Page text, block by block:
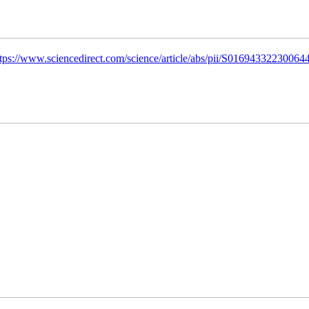
www.sciencedirect.com/science/article/abs/pii/